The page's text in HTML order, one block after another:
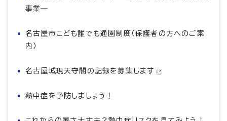
事業―
名古屋市こども誰でも通園制度（保護者の方へのご案
内）
名古屋城現天守閣の記録を募集します
熱中症を予防しましょう！